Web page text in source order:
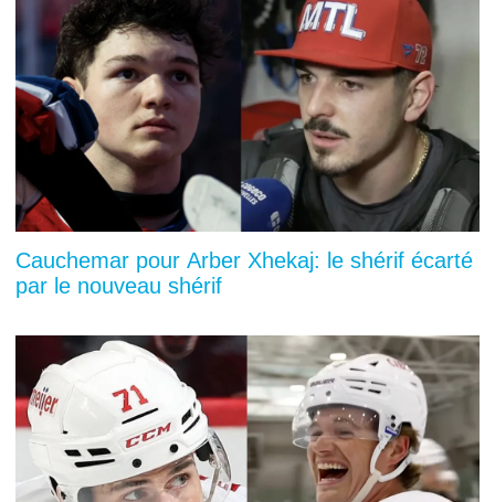
Cauchemar pour Arber Xhekaj: le shérif écarté
par le nouveau shérif